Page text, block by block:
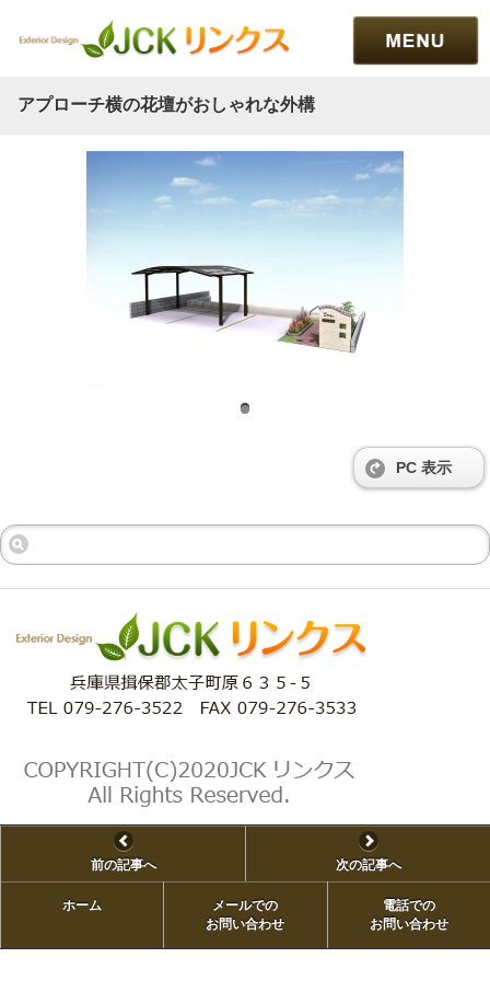
アプローチ横の花壇がおしゃれな外構
PC 表示
前の記事へ 次の記事へ
ホーム
メールでの
お問い合わせ
電話での
お問い合わせ